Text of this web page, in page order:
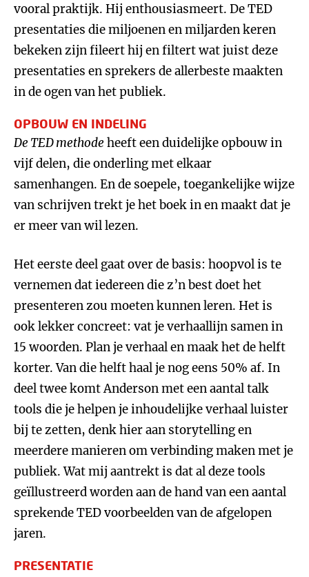
vooral praktijk. Hij enthousiasmeert. De TED
presentaties die miljoenen en miljarden keren
bekeken zijn fileert hij en filtert wat juist deze
presentaties en sprekers de allerbeste maakten
in de ogen van het publiek.
OPBOUW EN INDELING
De TED methode heeft een duidelijke opbouw in
vijf delen, die onderling met elkaar
samenhangen. En de soepele, toegankelijke wijze
van schrijven trekt je het boek in en maakt dat je
er meer van wil lezen.
Het eerste deel gaat over de basis: hoopvol is te
vernemen dat iedereen die z’n best doet het
presenteren zou moeten kunnen leren. Het is
ook lekker concreet: vat je verhaallijn samen in
15 woorden. Plan je verhaal en maak het de helft
korter. Van die helft haal je nog eens 50% af. In
deel twee komt Anderson met een aantal talk
tools die je helpen je inhoudelijke verhaal luister
bij te zetten, denk hier aan storytelling en
meerdere manieren om verbinding maken met je
publiek. Wat mij aantrekt is dat al deze tools
geïllustreerd worden aan de hand van een aantal
sprekende TED voorbeelden van de afgelopen
jaren.
PRESENTATIE